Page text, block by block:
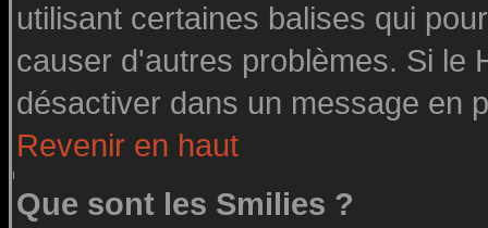
utilisant certaines balises qui
causer d'autres problèmes. Si le
désactiver dans un message en
Revenir en haut
Que sont les Smilies ?